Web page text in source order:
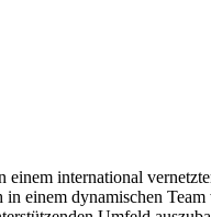
international
dynamischen